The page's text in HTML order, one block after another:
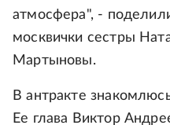
атмосфера", -
москвички сестры
Мартыновы.
В антракте
Ее глава Виктор